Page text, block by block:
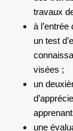
travaux
à
un test
visées ;
un
une